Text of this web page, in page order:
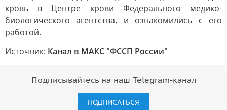
кровь в Центре крови Федерального медико-
биологического агентства, и ознакомились с его
работой.
Источник: Канал в МАКС "ФССП России"
Подписывайтесь на наш Telegram-канал
ПОДПИСАТЬСЯ